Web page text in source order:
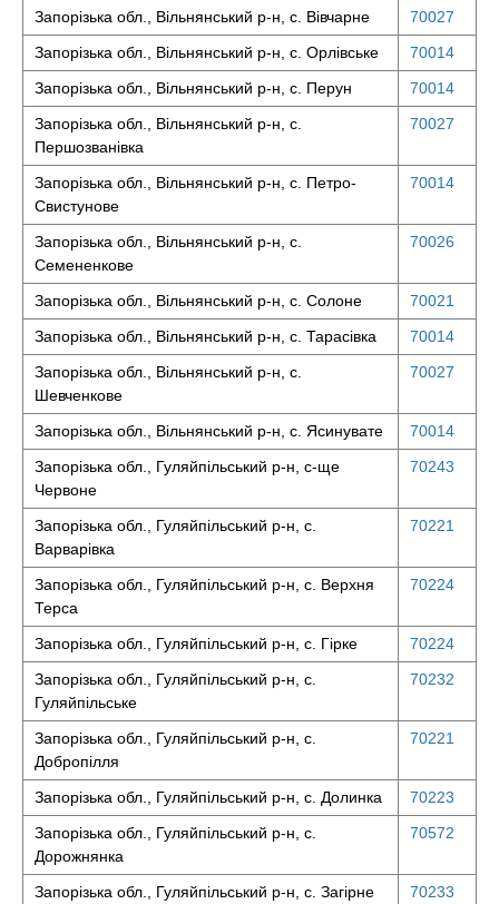
Запорізька обл., Вільнянський р-н, с. Вівчарне
70027
Запорізька обл., Вільнянський р-н, с. Орлівське
70014
Запорізька обл., Вільнянський р-н, с. Перун
70014
Запорізька обл., Вільнянський р-н, с.
Першозванівка
70027
Запорізька обл., Вільнянський р-н, с. Петро-
Свистунове
70014
Запорізька обл., Вільнянський р-н, с.
Семененкове
70026
Запорізька обл., Вільнянський р-н, с. Солоне
70021
Запорізька обл., Вільнянський р-н, с. Тарасівка
70014
Запорізька обл., Вільнянський р-н, с.
Шевченкове
70027
Запорізька обл., Вільнянський р-н, с. Ясинувате
70014
Запорізька обл., Гуляйпільський р-н, с-ще
Червоне
70243
Запорізька обл., Гуляйпільський р-н, с.
Варварівка
70221
Запорізька обл., Гуляйпільський р-н, с. Верхня
Терса
70224
Запорізька обл., Гуляйпільський р-н, с. Гірке
70224
Запорізька обл., Гуляйпільський р-н, с.
Гуляйпільське
70232
Запорізька обл., Гуляйпільський р-н, с.
Добропілля
70221
Запорізька обл., Гуляйпільський р-н, с. Долинка
70223
Запорізька обл., Гуляйпільський р-н, с.
Дорожнянка
70572
Запорізька обл., Гуляйпільський р-н, с. Загірне
70233